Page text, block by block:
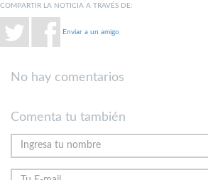
COMPARTIR LA NOTICIA A TRAVÉS DE:
Enviar a un amigo
No hay comentarios
Comenta tu también